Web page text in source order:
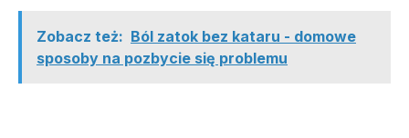
Zobacz też: Ból zatok bez kataru - domowe
sposoby na pozbycie się problemu